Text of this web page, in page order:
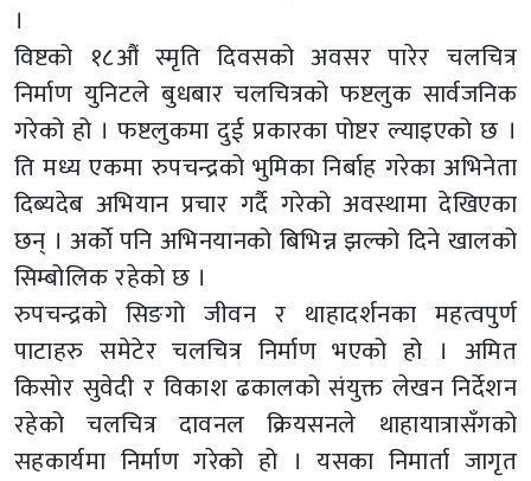
।
विष्टको १८औं स्मृति दिवसको अवसर पारेर चलचित्र
निर्माण युनिटले बुधबार चलचित्रको फष्टलुक सार्वजनिक
गरेको हो । फष्टलुकमा दुई प्रकारका पोष्टर ल्याइएको छ ।
ति मध्य एकमा रुपचन्द्रको भुमिका निर्बाह गरेका अभिनेता
दिब्यदेब अभियान प्रचार गर्दै गरेको अवस्थामा देखिएका
छन् । अर्काे पनि अभिनयानको बिभिन्न झल्को दिने खालको
सिम्बोलिक रहेको छ ।
रुपचन्द्रको सिङगो जीवन र थाहादर्शनका महत्वपुर्ण
पाटाहरु समेटेर चलचित्र निर्माण भएको हो । अमित
किसोर सुवेदी र विकाश ढकालको संयुक्त लेखन निर्देशन
रहेको चलचित्र दावनल क्रियसनले थाहायात्रासँगको
सहकार्यमा निर्माण गरेको हो । यसका निमार्ता जागृत